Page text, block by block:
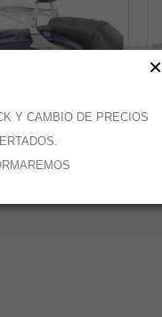
al carrito
Y CAMBIO DE PRECIOS
×